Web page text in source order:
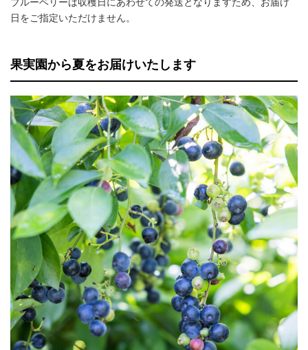
日をご指定いただけません。
果実園から夏をお届けいたします